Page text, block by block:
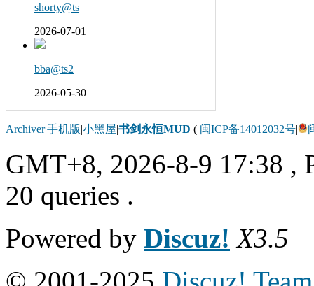
shorty@ts
2026-07-01
bba@ts2
2026-05-30
Archiver|手机版|小黑屋|书剑永恒MUD ( 闽ICP备14012032号|
GMT+8, 2026-8-9 17:38 ,
20 queries .
Powered by Discuz! X3.5